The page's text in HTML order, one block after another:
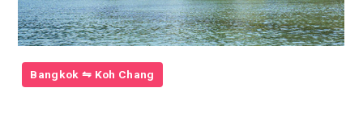
Bangkok ⇋ Koh Chang